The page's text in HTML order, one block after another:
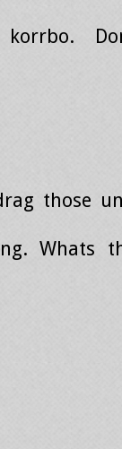
those
Whats